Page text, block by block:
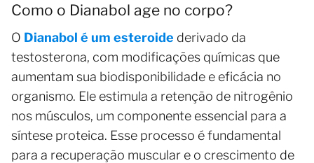
Como o Dianabol age no corpo?
O Dianabol é um esteroide derivado da
testosterona, com modificações químicas que
aumentam sua biodisponibilidade e eficácia no
organismo. Ele estimula a retenção de nitrogênio
nos músculos, um componente essencial para a
síntese proteica. Esse processo é fundamental
para a recuperação muscular e o crescimento de